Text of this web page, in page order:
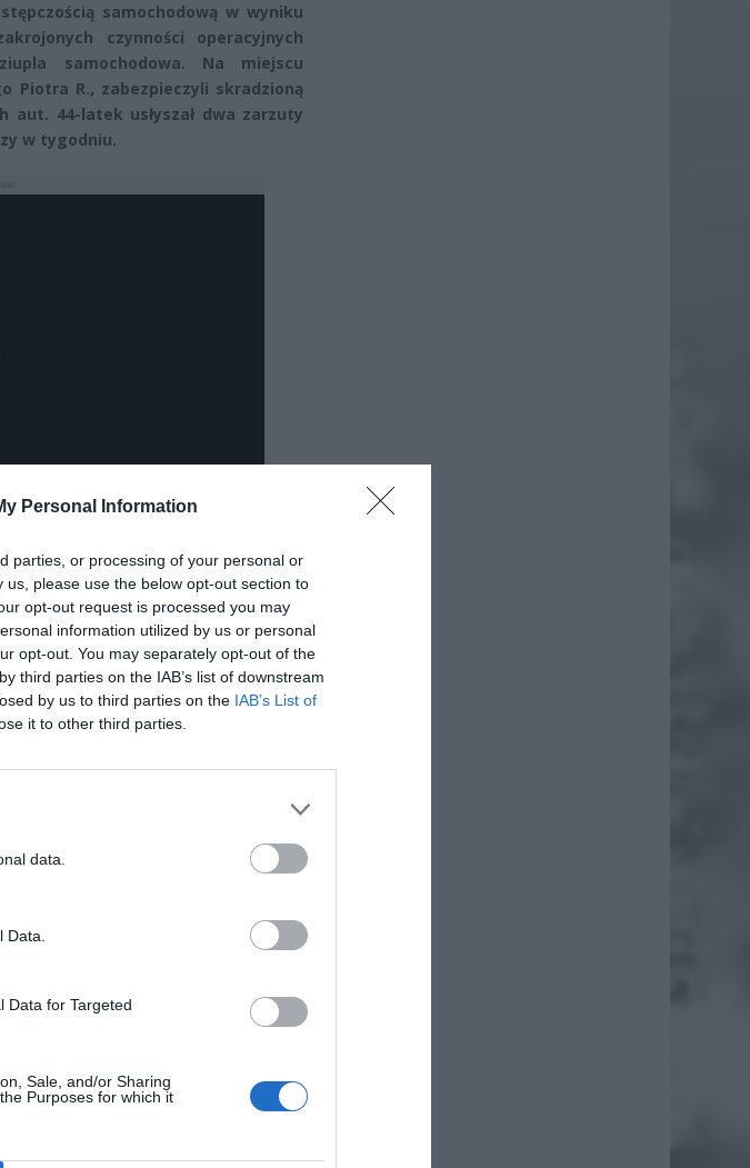
Personal Information
parties, or processing of your personal or
please use the below opt-out section to
opt-out request is processed you may
information utilized by us or personal
opt-out. You may separately opt-out of the
third parties on the IAB’s list of downstream
by us to third parties on the IAB’s List of
it to other third parties.
data.
Data for Targeted
Sale, and/or Sharing
Purposes for which it
samochodową w wyniku
czynności operacyjnych
samochodowa. Na miejscu
Piotra R., zabezpieczyli skradzioną
44-latek usłyszał dwa zarzuty
w tygodniu.
Google Dodaj